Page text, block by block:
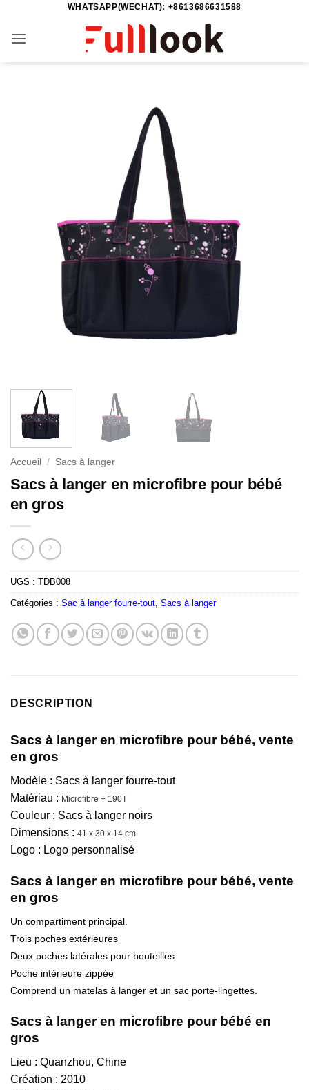
contenu
WHATSAPP(WECHAT): +8613686631588
Accueil / Sacs à langer
Sacs à langer en microfibre pour bébé
en gros
UGS : TDB008
Catégories : Sac à langer fourre-tout, Sacs à langer
DESCRIPTION
Sacs à langer en microfibre pour bébé, vente
en gros
Modèle : Sacs à langer fourre-tout
Matériau : Microfibre + 190T
Couleur : Sacs à langer noirs
Dimensions : 41 x 30 x 14 cm
Logo : Logo personnalisé
Sacs à langer en microfibre pour bébé, vente
en gros
Un compartiment principal.
Trois poches extérieures
Deux poches latérales pour bouteilles
Poche intérieure zippée
Comprend un matelas à langer et un sac porte-lingettes.
Sacs à langer en microfibre pour bébé en
gros
Lieu : Quanzhou, Chine
Création : 2010